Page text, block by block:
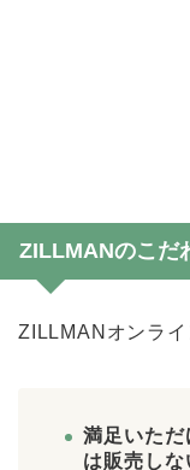
ZILLMANのこだ
ZILLMANオンライ
満足いた
は販売しな